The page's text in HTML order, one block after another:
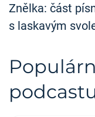
Znělka: část
s laskavým